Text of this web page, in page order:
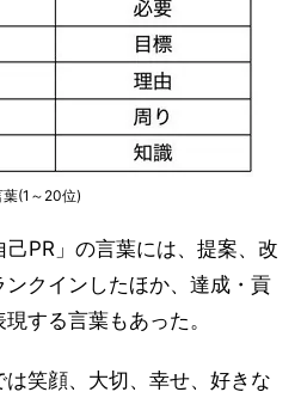
(1～20位)
PR」の言葉には、提案、改
クインしたほか、達成・貢
する言葉もあった。
笑顔、大切、幸せ、好きな